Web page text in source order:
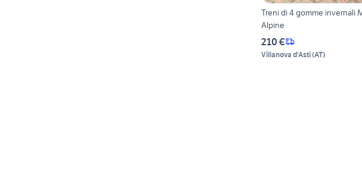
Treni di 4 gomme invernali
Alpine
210 €
Villanova d'Asti(AT)